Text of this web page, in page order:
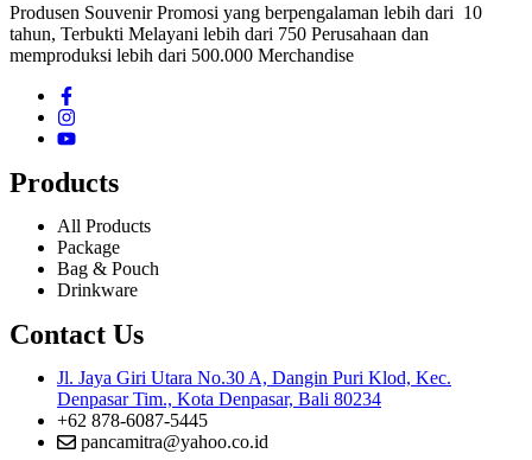
Produsen Souvenir Promosi yang berpengalaman lebih dari 10
tahun, Terbukti Melayani lebih dari 750 Perusahaan dan
memproduksi lebih dari 500.000 Merchandise
Products
All Products
Package
Bag & Pouch
Drinkware
Contact Us
Jl. Jaya Giri Utara No.30 A, Dangin Puri Klod, Kec.
Denpasar Tim., Kota Denpasar, Bali 80234
+62 878-6087-5445
pancamitra@yahoo.co.id